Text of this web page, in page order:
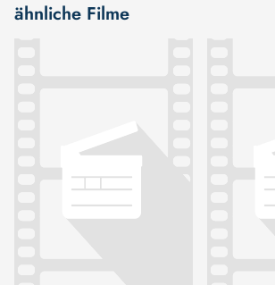
ähnliche Filme